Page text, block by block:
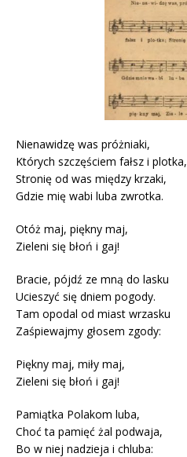
Nienawidzę was próżniaki,
Których szczęściem fałsz i plotka,
Stronię od was między krzaki,
Gdzie mię wabi luba zwrotka.
Otóż maj, piękny maj,
Zieleni się błoń i gaj!
Bracie, pójdź ze mną do lasku
Ucieszyć się dniem pogody.
Tam opodal od miast wrzasku
Zaśpiewajmy głosem zgody:
Piękny maj, miły maj,
Zieleni się błoń i gaj!
Pamiątka Polakom luba,
Choć ta pamięć żal podwaja,
Bo w niej nadzieja i chluba: